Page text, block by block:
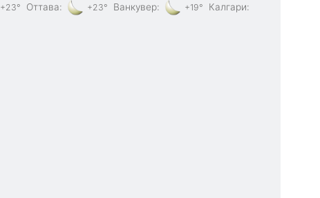
+23° Оттава: +23° Ванкувер: +19° Калгари: